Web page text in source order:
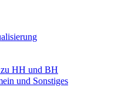
HH und BH
und Sonstiges